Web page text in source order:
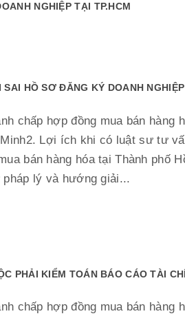
NGHIỆP TẠI TP.HCM
HỒ SƠ ĐĂNG KÝ DOANH NGHIỆP
chấp hợp đồng mua bán hàng
Lợi ích khi có luật sư tư
bán hàng hóa tại Thành phố
lý và hướng giải...
PHẢI KIỂM TOÁN BÁO CÁO TÀI
chấp hợp đồng mua bán hàng